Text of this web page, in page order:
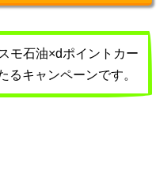
モ石油×dポイントカー
るキャンペーンです。